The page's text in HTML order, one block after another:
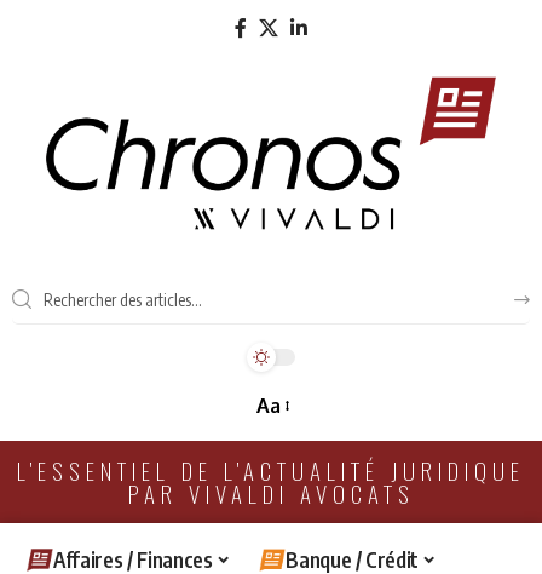
Aa
L'ESSENTIEL DE L'ACTUALITÉ JURIDIQUE
PAR VIVALDI AVOCATS
Affaires / Finances
Banque / Crédit